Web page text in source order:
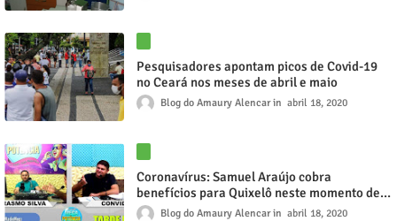
Pesquisadores apontam picos de Covid-19
no Ceará nos meses de abril e maio
Blog do Amaury Alencar abril 18, 2020
Coronavírus: Samuel Araújo cobra
benefícios para Quixelô neste momento de
criseBlog do Amaury Alencar abril 18, 2020